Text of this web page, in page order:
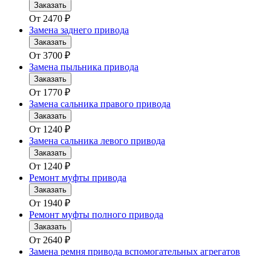
Заказать
От 2470 ₽
Замена заднего привода
Заказать
От 3700 ₽
Замена пыльника привода
Заказать
От 1770 ₽
Замена сальника правого привода
Заказать
От 1240 ₽
Замена сальника левого привода
Заказать
От 1240 ₽
Ремонт муфты привода
Заказать
От 1940 ₽
Ремонт муфты полного привода
Заказать
От 2640 ₽
Замена ремня привода вспомогательных агрегатов